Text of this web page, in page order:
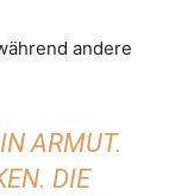
andere
ARMUT.
DIE